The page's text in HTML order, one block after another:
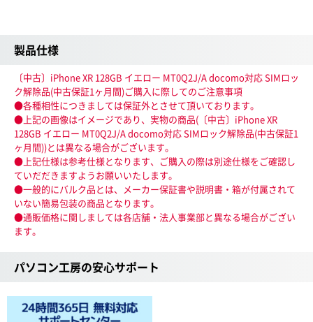
製品仕様
〔中古〕iPhone XR 128GB イエロー MT0Q2J/A docomo対応 SIMロッ
ク解除品(中古保証1ヶ月間)ご購入に際してのご注意事項
●各種相性につきましては保証外とさせて頂いております。
●上記の画像はイメージであり、実物の商品(〔中古〕iPhone XR
128GB イエロー MT0Q2J/A docomo対応 SIMロック解除品(中古保証1
ヶ月間))とは異なる場合がございます。
●上記仕様は参考仕様となります、ご購入の際は別途仕様をご確認し
ていだだきますようお願いいたします。
●一般的にバルク品とは、メーカー保証書や説明書・箱が付属されて
いない簡易包装の商品となります。
●通販価格に関しましては各店舗・法人事業部と異なる場合がござい
ます。
パソコン工房の安心サポート